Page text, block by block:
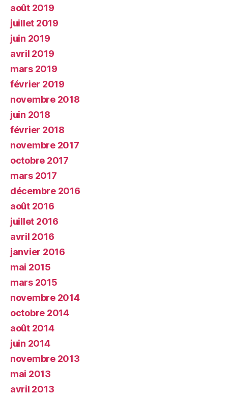
août 2019
juillet 2019
juin 2019
avril 2019
mars 2019
février 2019
novembre 2018
juin 2018
février 2018
novembre 2017
octobre 2017
mars 2017
décembre 2016
août 2016
juillet 2016
avril 2016
janvier 2016
mai 2015
mars 2015
novembre 2014
octobre 2014
août 2014
juin 2014
novembre 2013
mai 2013
avril 2013